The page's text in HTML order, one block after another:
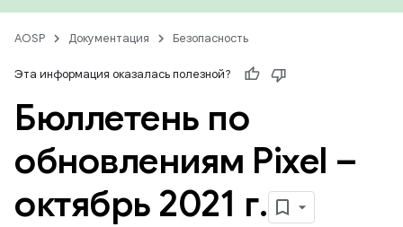
AOSP Документация Безопасность
Эта информация оказалась полезной?
Бюллетень по
обновлениям Pixel –
октябрь 2021 г.